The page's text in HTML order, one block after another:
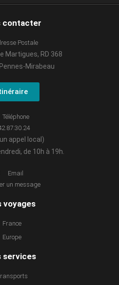
contacter
Postale
Martigues, RD 368
Mirabeau
Téléphone
appel local)
de 10h à 19h.
Email
un message
voyages
France
Europe
services